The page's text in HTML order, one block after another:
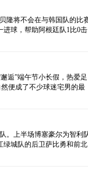
隆将不会在与韩国队的比
球，帮助阿根廷队1比0击
逅”端午节小长假，热爱足
便成了不少球迷宅男的最
。上半场博塞豪尔为智利
绿城队的后卫萨比勇和前北